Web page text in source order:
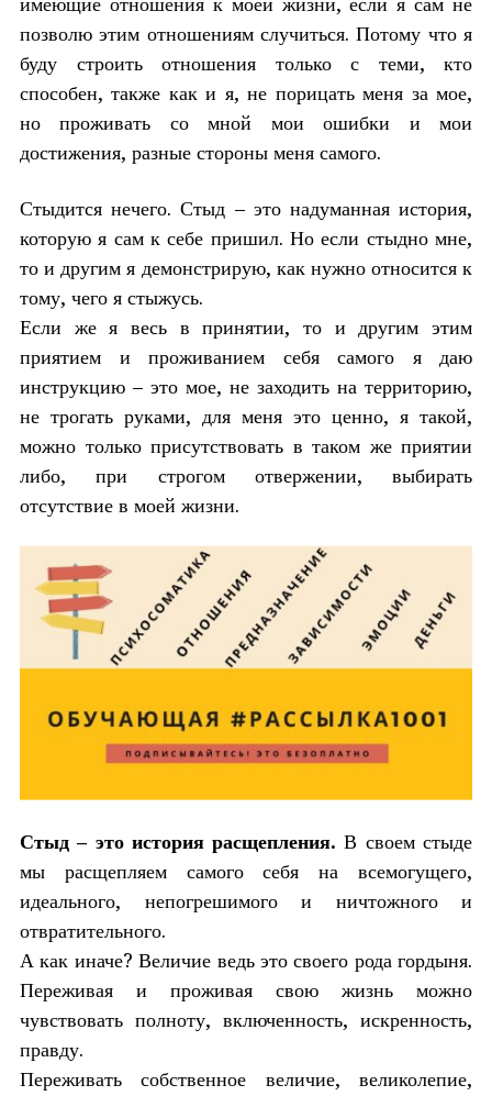
позволю этим отношениям случиться. Потому что я
буду строить отношения только с теми, кто
способен, также как и я, не порицать меня за мое,
но проживать со мной мои ошибки и мои
достижения, разные стороны меня самого.
Стыдится нечего. Стыд – это надуманная история,
которую я сам к себе пришил. Но если стыдно мне,
то и другим я демонстрирую, как нужно относится к
тому, чего я стыжусь.
Если же я весь в принятии, то и другим этим
приятием и проживанием себя самого я даю
инструкцию – это мое, не заходить на территорию,
не трогать руками, для меня это ценно, я такой,
можно только присутствовать в таком же приятии
либо, при строгом отвержении, выбирать
отсутствие в моей жизни.
Стыд – это история расщепления. В своем стыде
мы расщепляем самого себя на всемогущего,
идеального, непогрешимого и ничтожного и
отвратительного.
А как иначе? Величие ведь это своего рода гордыня.
Переживая и проживая свою жизнь можно
чувствовать полноту, включенность, искренность,
правду.
Переживать собственное величие, великолепие,